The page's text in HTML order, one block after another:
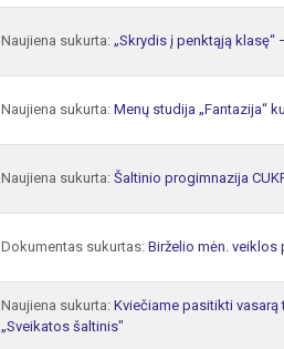
Naujiena sukurta: „Skrydis į penktąją
Naujiena sukurta: Menų studija „Fantazija“
Naujiena sukurta: Šaltinio progimnazija
Dokumentas sukurtas: Birželio mėn. veiklos
Naujiena sukurta: Kviečiame pasitikti
„Sveikatos šaltinis"